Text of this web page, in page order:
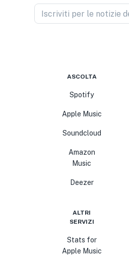
ASCOLTA
Spotify
Apple Music
Soundcloud
Amazon
Music
Deezer
ALTRI
SERVIZI
Stats for
Apple Music